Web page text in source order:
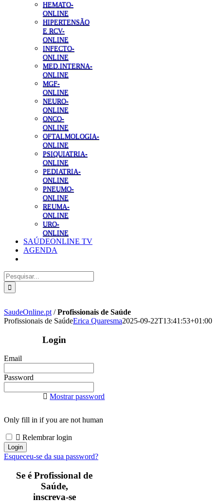
HEMATO-
ONLINE
HIPERTENSÃO
E RCV-
ONLINE
INFECTO-
ONLINE
MED.INTERNA-
ONLINE
MGF-
ONLINE
NEURO-
ONLINE
ONCO-
ONLINE
OFTALMOLOGIA-
ONLINE
PSIQUIATRIA-
ONLINE
PEDIATRIA-
ONLINE
PNEUMO-
ONLINE
REUMA-
ONLINE
URO-
ONLINE
SAÚDEONLINE TV
AGENDA
Pesquisar
SaudeOnline.pt /Profissionais de Saúde
Profissionais de SaúdeErica Quaresma2025-09-22T13:41:53+01:00
Login
Email
Password
Mostrar password
Only fill in if you are not human
Relembrar login
Esqueceu-se da sua password?
Se é Profissional de
Saúde,
inscreva-se